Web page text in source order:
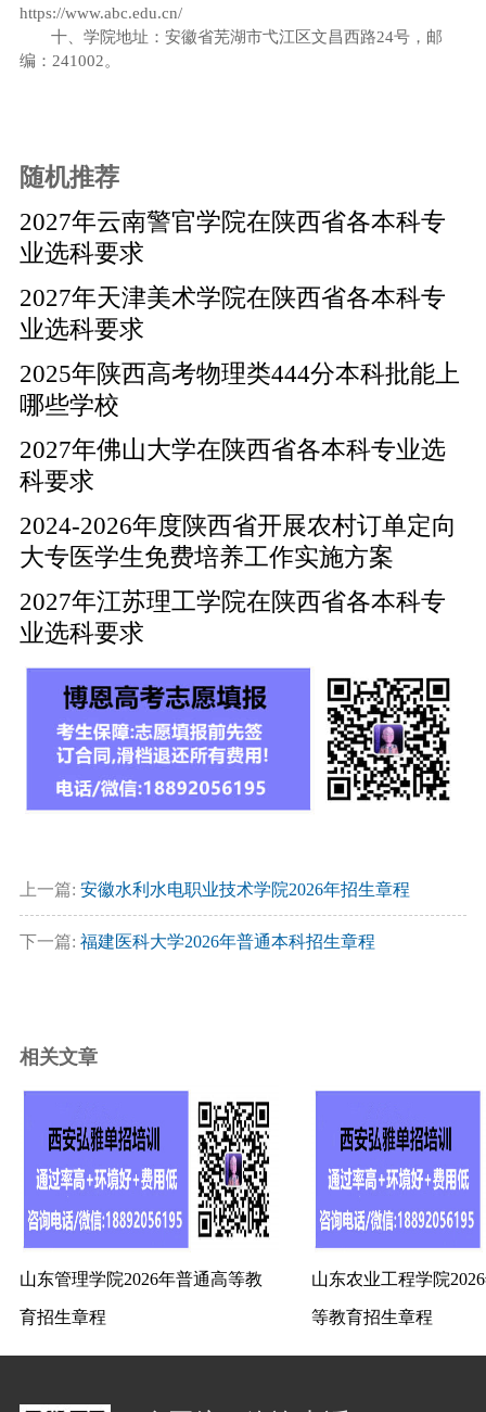
https://www.abc.edu.cn/
十、学院地址：安徽省芜湖市弋江区文昌西路24号，邮
编：241002。
随机推荐
2027年云南警官学院在陕西省各本科专
业选科要求
2027年天津美术学院在陕西省各本科专
业选科要求
2025年陕西高考物理类444分本科批能上
哪些学校
2027年佛山大学在陕西省各本科专业选
科要求
2024-2026年度陕西省开展农村订单定向
大专医学生免费培养工作实施方案
2027年江苏理工学院在陕西省各本科专
业选科要求
上一篇: 安徽水利水电职业技术学院2026年招生章程
下一篇: 福建医科大学2026年普通本科招生章程
相关文章
山东管理学院2026年普通高等教
育招生章程
山东农业工程学院
等教育招生章程